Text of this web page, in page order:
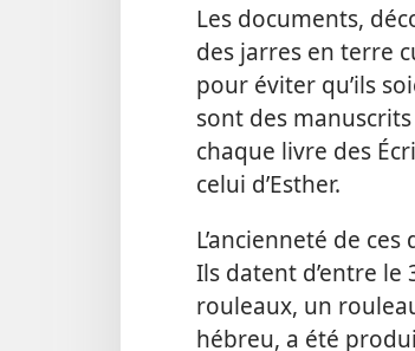
Les documents,
des jarres en terre
pour éviter qu’ils
sont des
chaque livre des
celui d’Esther.
L’ancienneté de
Ils datent d’entre le
rouleaux, un
hébreu, a été